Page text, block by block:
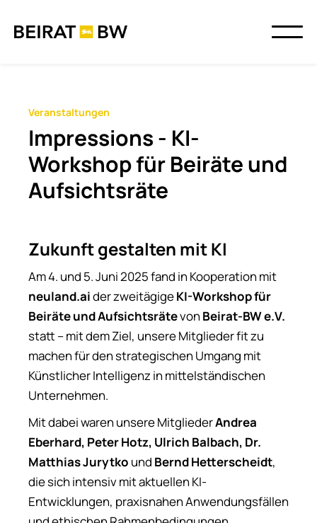
Veranstaltungen
Impressions - KI-
Workshop für Beiräte und
Aufsichtsräte
Zukunft gestalten mit KI
Am 4. und 5. Juni 2025 fand in Kooperation mit
neuland.aider zweitägigeKI-Workshop für
Beiräte und Aufsichtsrätevon Beirat-BW e.V.
statt – mit dem Ziel, unsere Mitglieder fit zu
machen für den strategischen Umgang mit
Künstlicher Intelligenz in mittelständischen
Unternehmen.
Mit dabei waren unsere MitgliederAndrea
Eberhard, Peter Hotz, Ulrich Balbach, Dr.
Matthias Jurytko und Bernd Hetterscheidt,
die sich intensiv mit aktuellen KI-
Entwicklungen, praxisnahen Anwendungsfällen